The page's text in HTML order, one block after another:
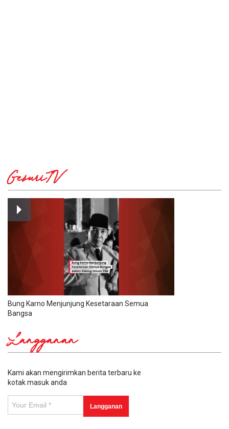
GesuriTV
Bung Karno Menjunjung Kesetaraan Semua
Bangsa
Langganan
Kami akan mengirimkan berita terbaru ke
kotak masuk anda